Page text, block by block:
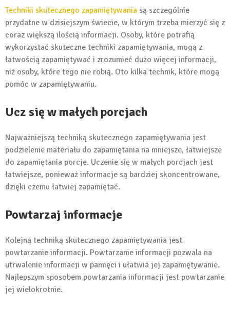
Techniki skutecznego zapamiętywania są szczególnie
przydatne w dzisiejszym świecie, w którym trzeba mierzyć się z
coraz większą ilością informacji. Osoby, które potrafią
wykorzystać skuteczne techniki zapamiętywania, mogą z
łatwością zapamiętywać i zrozumieć dużo więcej informacji,
niż osoby, które tego nie robią. Oto kilka technik, które mogą
pomóc w zapamiętywaniu.
Ucz się w małych porcjach
Najważniejszą techniką skutecznego zapamiętywania jest
podzielenie materiału do zapamiętania na mniejsze, łatwiejsze
do zapamiętania porcje. Uczenie się w małych porcjach jest
łatwiejsze, ponieważ informacje są bardziej skoncentrowane,
dzięki czemu łatwiej zapamiętać.
Powtarzaj informacje
Kolejną techniką skutecznego zapamiętywania jest
powtarzanie informacji. Powtarzanie informacji pozwala na
utrwalenie informacji w pamięci i ułatwia jej zapamiętywanie.
Najlepszym sposobem powtarzania informacji jest powtarzanie
jej wielokrotnie.